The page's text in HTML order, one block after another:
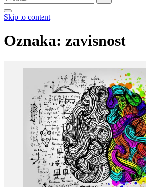
Skip to content
Oznaka: zavisnost